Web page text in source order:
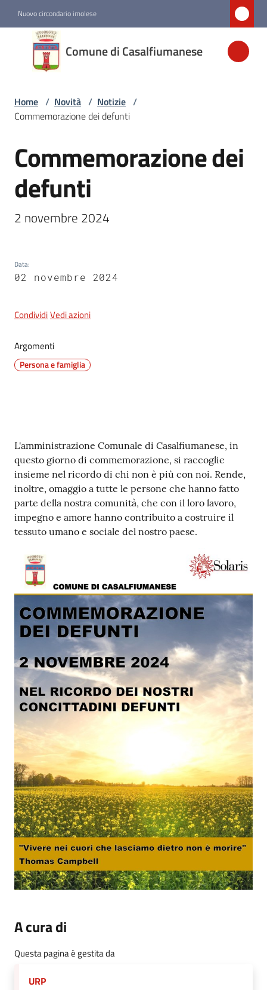
Nuovo circondario imolese
Comune di Casalfiumanese
Comune di
Casalfiumanese
Amministrazione
Menu selezionato
Servizi
Vivere
5x1000
Servizi
on-
line
Home / Novità / Notizie /
Commemorazione dei defunti
Salta al contenuto
Commemorazione dei
defunti
2 novembre 2024
Data:
02 novembre 2024
CondividiVedi azioni
Argomenti
Persona e famiglia
Contenuto
L'amministrazione Comunale di Casalfiumanese, in
questo giorno di commemorazione, si raccoglie
insieme nel ricordo di chi non è più con noi. Rende,
inoltre, omaggio a tutte le persone che hanno fatto
parte della nostra comunità, che con il loro lavoro,
impegno e amore hanno contribuito a costruire il
tessuto umano e sociale del nostro paese.
A cura di
Questa pagina è gestita da
URP